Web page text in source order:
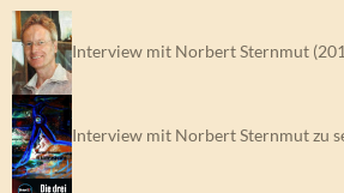
Interview mit Norbert Sternmut
Interview mit Norbert Sternmut zu